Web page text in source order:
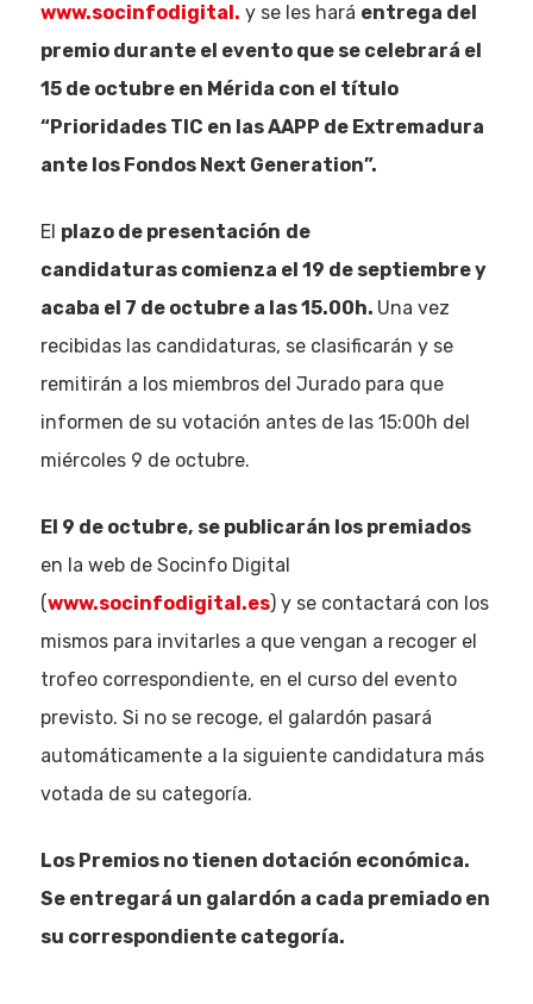
www.socinfodigital. y se les hará entrega del
premio durante el evento que se celebrará el
15 de octubre en Mérida con el título
“Prioridades TIC en las AAPP de Extremadura
ante los Fondos Next Generation”.
El plazo de presentación de
candidaturas comienza el 19 de septiembre y
acaba el 7 de octubre a las 15.00h. Una vez
recibidas las candidaturas, se clasificarán y se
remitirán a los miembros del Jurado para que
informen de su votación antes de las 15:00h del
miércoles 9 de octubre.
El 9 de octubre, se publicarán los premiados
en la web de Socinfo Digital
(www.socinfodigital.es) y se contactará con los
mismos para invitarles a que vengan a recoger el
trofeo correspondiente, en el curso del evento
previsto. Si no se recoge, el galardón pasará
automáticamente a la siguiente candidatura más
votada de su categoría.
Los Premios no tienen dotación económica.
Se entregará un galardón a cada premiado en
su correspondiente categoría.